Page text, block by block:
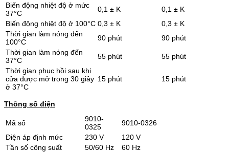
Biến động nhiệt độ ở mức
37°C
0,1 ± K
0,1 ± K
Biến động nhiệt độ ở 100°C 0,3 ± K
0,3 ± K
Thời gian làm nóng đến
100°C
90 phút
90 phút
Thời gian làm nóng đến
37°C
55 phút
55 phút
Thời gian phục hồi sau khi
cửa được mở trong 30 giây
ở 37°C
15 phút 15 phút
Thông số điện
Mã số
9010-
0325
9010-0326
Điện áp định mức
230 V
120 V
Tần số công suất
50/60 Hz
60 Hz